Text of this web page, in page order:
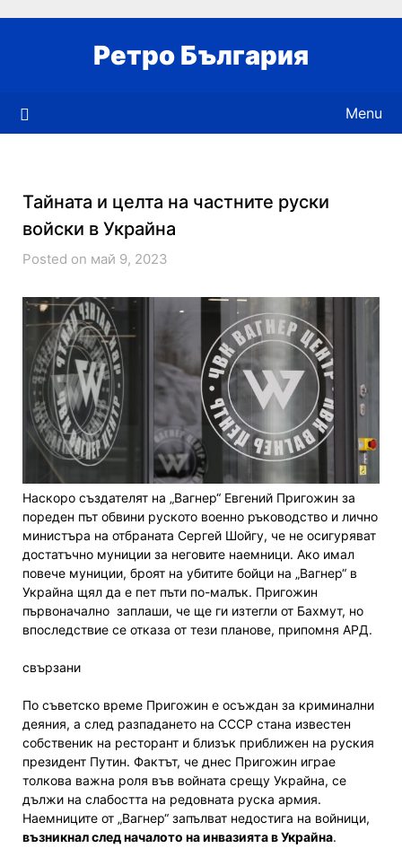
Ретро България
Menu
Тайната и целта на частните руски
войски в Украйна
Posted on май 9, 2023
Наскоро създателят на „Вагнер“ Евгений Пригожин за
пореден път обвини руското военно ръководство и лично
министъра на отбраната Сергей Шойгу, че не осигуряват
достатъчно муниции за неговите наемници. Ако имал
повече муниции, броят на убитите бойци на „Вагнер“ в
Украйна щял да е пет пъти по-малък. Пригожин
първоначално заплаши, че ще ги изтегли от Бахмут, но
впоследствие се отказа от тези планове, припомня АРД.
свързани
По съветско време Пригожин е осъждан за криминални
деяния, а след разпадането на СССР стана известен
собственик на ресторант и близък приближен на руския
президент Путин. Фактът, че днес Пригожин играе
толкова важна роля във войната срещу Украйна, се
дължи на слабостта на редовната руска армия.
Наемниците от „Вагнер“ запълват недостига на войници,
възникнал след началото на инвазията в Украйна.